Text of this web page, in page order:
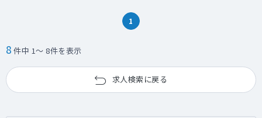
1
8 件中 1～ 8件を表示
求人検索に戻る